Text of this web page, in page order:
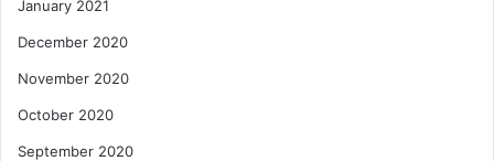
January 2021
December 2020
November 2020
October 2020
September 2020